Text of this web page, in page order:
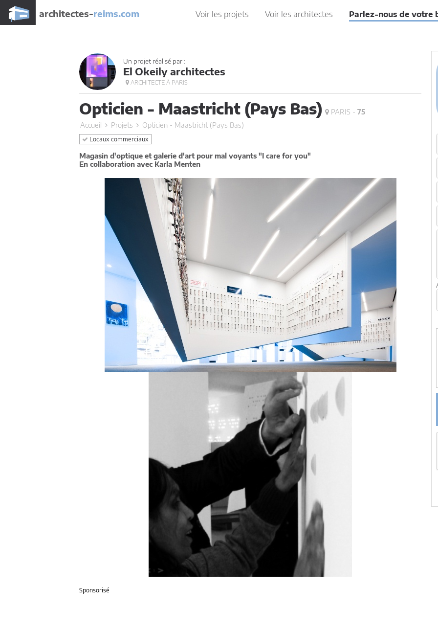
architectes-reims.com Voir les projets Voir les architectes Parlez-nous de votre
Un projet réalisé par :
El Okeily architectes
ARCHITECTE À PARIS
Opticien - Maastricht (Pays Bas) PARIS - 75
Accueil
Projets Opticien - Maastricht (Pays Bas)
Locaux commerciaux
Magasin d'optique et galerie d'art pour mal voyants "I care for you"
En collaboration avec Karla Menten
Sponsorisé